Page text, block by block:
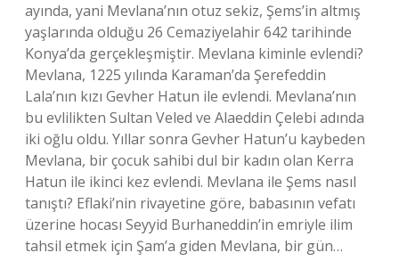
ayında, yani Mevlana’nın otuz sekiz, Şems’in altmış
yaşlarında olduğu 26 Cemaziyelahir 642 tarihinde
Konya’da gerçekleşmiştir. Mevlana kiminle evlendi?
Mevlana, 1225 yılında Karaman’da Şerefeddin
Lala’nın kızı Gevher Hatun ile evlendi. Mevlana’nın
bu evlilikten Sultan Veled ve Alaeddin Çelebi adında
iki oğlu oldu. Yıllar sonra Gevher Hatun’u kaybeden
Mevlana, bir çocuk sahibi dul bir kadın olan Kerra
Hatun ile ikinci kez evlendi. Mevlana ile Şems nasıl
tanıştı? Eflaki’nin rivayetine göre, babasının vefatı
üzerine hocası Seyyid Burhaneddin’in emriyle ilim
tahsil etmek için Şam’a giden Mevlana, bir gün…